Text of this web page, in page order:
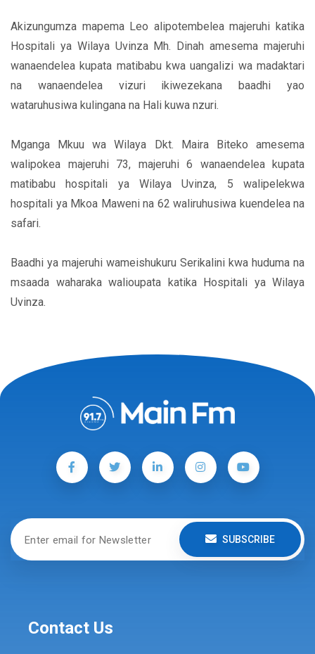
Akizungumza mapema Leo alipotembelea majeruhi katika
Hospitali ya Wilaya Uvinza Mh. Dinah amesema majeruhi
wanaendelea kupata matibabu kwa uangalizi wa madaktari
na wanaendelea vizuri ikiwezekana baadhi yao
wataruhusiwa kulingana na Hali kuwa nzuri.
Mganga Mkuu wa Wilaya Dkt. Maira Biteko amesema
walipokea majeruhi 73, majeruhi 6 wanaendelea kupata
matibabu hospitali ya Wilaya Uvinza, 5 walipelekwa
hospitali ya Mkoa Maweni na 62 waliruhusiwa kuendelea na
safari.
Baadhi ya majeruhi wameishukuru Serikalini kwa huduma na
msaada waharaka walioupata katika Hospitali ya Wilaya
Uvinza.
SUBSCRIBE
Contact Us